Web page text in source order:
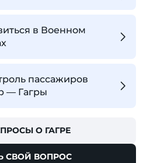
в Военном
пассажиров
— Гагры
О ГАГРЕ
СВОЙ ВОПРОС